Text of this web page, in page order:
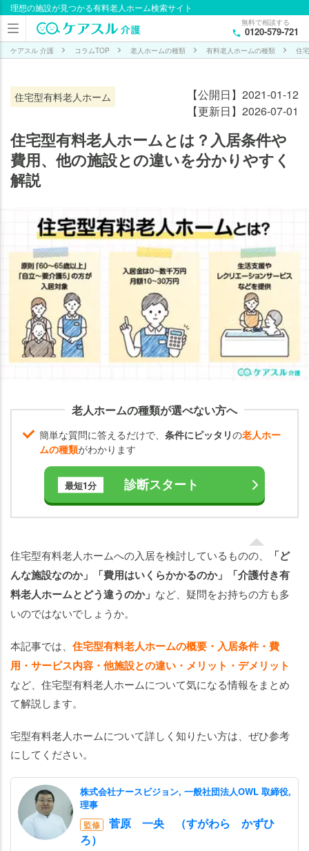
理想の施設が見つかる有料老人ホーム検索サイト
無料で相談する
0120-579-721
ケアスル 介護 コラムTOP 老人ホームの種類 有料老人ホームの種類 住
住宅型有料老人ホーム
【公開日】2021-01-12
【更新日】2026-07-01
住宅型有料老人ホームとは？入居条件や
費用、他の施設との違いを分かりやすく
解説
老人ホームの種類が選べない方へ
簡単な質問に答えるだけで、 条件にピッタリの老人ホー
ムの種類がわかります
最短1分 診断スタート
住宅型有料老人ホームへの入居を検討しているものの、
「ど
んな施設なのか」「費用はいくらかかるのか」「介護付き有
料老人ホームとどう違うのか」 など、疑問をお持ちの方も多
いのではないでしょうか。
本記事では、 住宅型有料老人ホームの概要・入居条件・費
用・サービス内容・他施設との違い・メリット・デメリット
など、住宅型有料老人ホームについて気になる情報をまとめ
て解説します。
宅型有料老人ホームについて詳しく知りたい方は、ぜひ参考
にしてください。
株式会社ナースビジョン, 一般社団法人OWL 取締役,
理事
監修
菅原 一央 （すがわら かずひ
ろ）
目次
【概
要】
型有
料老
ーム
とは
【入
編】
住宅
型有
料老
人ホ
ーム
につ
いて
境
住宅
型有
料老
ーム
につ
【食
事】
住宅
型有
人ホ
ーム
につ
いて
備
編】
住宅
型有
料老
人ホ
ーム